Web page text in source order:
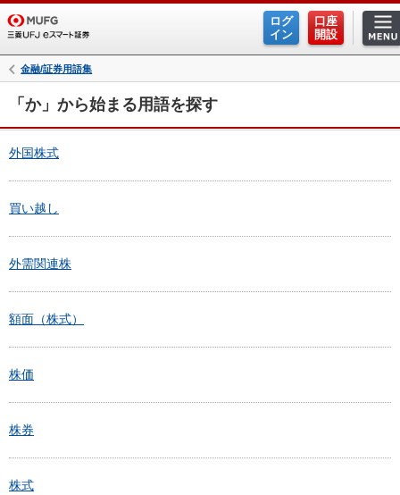
ログ
イン
口座
開設
金融/証券用語集
「か」から始まる用語を探す
外国株式
買い越し
外需関連株
額面（株式）
株価
株券
株式